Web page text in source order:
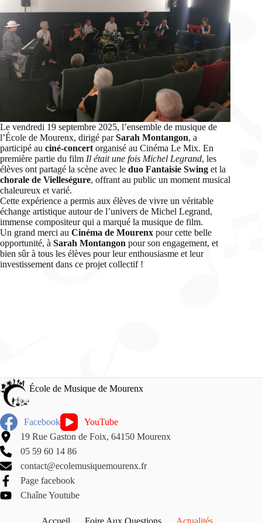
Le vendredi 19 septembre 2025, l’ensemble de musique de
l’École de Mourenx, dirigé parSarah Montangon, a
participé au ciné-concert organisé au Cinéma Le Mix. En
première partie du film Il était une fois Michel Legrand, les
élèves ont partagé la scène avec le duo Fantaisie Swing et la
chorale de Vielleségure, offrant au public un moment musical
chaleureux et varié.
Cette expérience a permis aux élèves de vivre un véritable
échange artistique autour de l’univers de Michel Legrand,
immense compositeur qui a marqué la musique de film.
Un grand merci au Cinéma de Mourenx pour cette belle
opportunité, à Sarah Montangon pour son engagement, et
bien sûr à tous les élèves pour leur enthousiasme et leur
investissement dans ce projet collectif !
École de Musique de Mourenx
Facebook
YouTube
19 Rue Gaston de Foix, 64150 Mourenx
05 59 60 14 86
contact@ecolemusiquemourenx.fr
Page facebook
Chaîne Youtube
Accueil Foire Aux Questions Actualités